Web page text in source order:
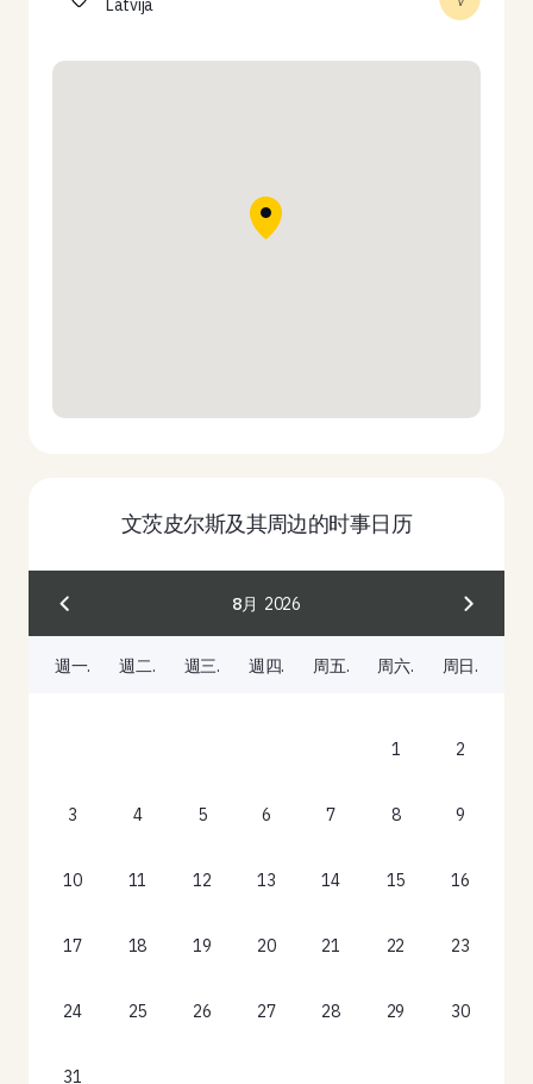
Latvija
文茨皮尔斯及其周边的时事日历
8月 2026
週一. 週二. 週三. 週四. 周五. 周六. 周日.
1 2
3 4 5 6 7 8 9
10 11 12 13 14 15 16
17 18 19 20 21 22 23
24 25 26 27 28 29 30
31